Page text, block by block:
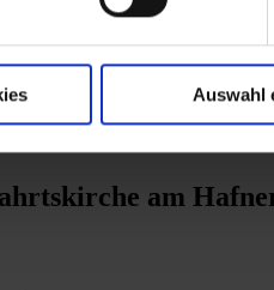
Auswahl
im IST Austria
am